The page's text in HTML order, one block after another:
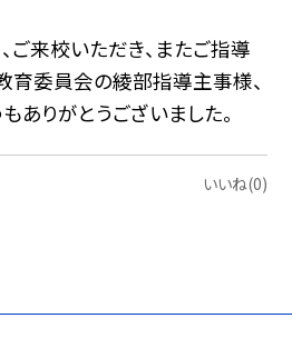
ご来校いただき、またご指導
育委員会の綾部指導主事様、
ありがとうございました。
いいね(0)